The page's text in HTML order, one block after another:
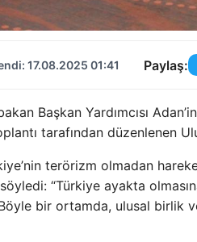
17.08.2025 01:41 Paylaş:
Başkan Yardımcısı
tarafından düzenlenen
terörizm olmadan
“Türkiye ayakta
bir ortamda, ulusal birlik